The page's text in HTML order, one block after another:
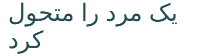
یک مرد را متحول
کرد